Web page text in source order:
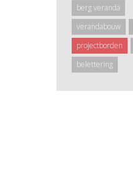
berg veranda
verandabouw
projectborden
belettering